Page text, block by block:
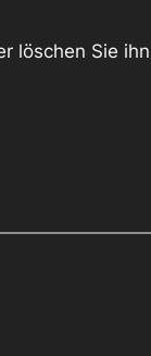
löschen Sie